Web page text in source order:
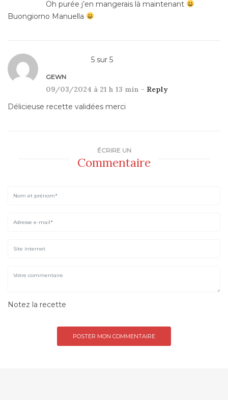
Oh purée j’en mangerais là maintenant
Buongiorno Manuella
5 sur 5
GEWN
09/03/2024 à 21 h 13 min - Reply
Délicieuse recette validées merci
ÉCRIRE UN
Commentaire
Notez la recette